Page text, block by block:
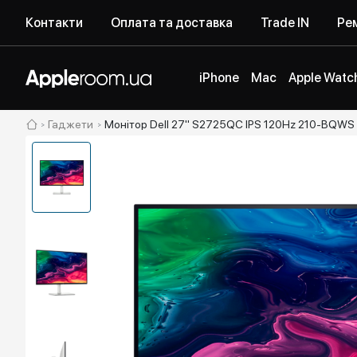
Контакти Оплата та доставка Trade IN
iPhone Mac Apple
Гаджети Монітор Dell 27" S2725QC IPS 120Hz 210-BQWS